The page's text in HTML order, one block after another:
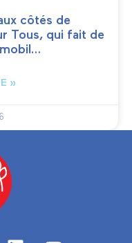
côtés de
Tous, qui fait de
»